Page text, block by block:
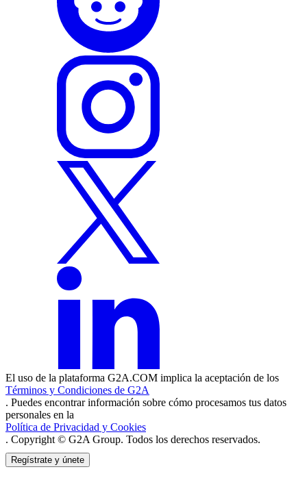
El uso de la plataforma G2A.COM implica la aceptación de los
Términos y Condiciones de G2A
. Puedes encontrar información sobre cómo procesamos tus datos
personales en la
Política de Privacidad y Cookies
. Copyright © G2A Group. Todos los derechos reservados.
Regístrate y únete